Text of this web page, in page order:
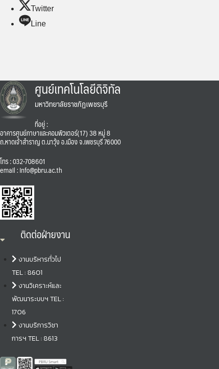
Twitter
Line
ศูนย์เทคโนโลยีดิจิทัล
มหาวิทยาลัยราชภัฏเพชรบุรี
ที่อยู่ :
อาคารศูนย์ภาษาและคอมพิวเตอร์(17) 38 หมู่ 8
ถ.หาดเจ้าสำราญ ต.นาวุ้ง อ.เมือง จ.เพชรบุรี 76000
โทร : 032-708601
email : info@pbru.ac.th
ติดต่อฝ่ายงาน
งานบริหารทั่วไป
TEL : 8601
งานวิเคราะห์และ
พัฒนาระบบฯ TEL :
1706
งานบริการวิชา
การฯ TEL : 8613